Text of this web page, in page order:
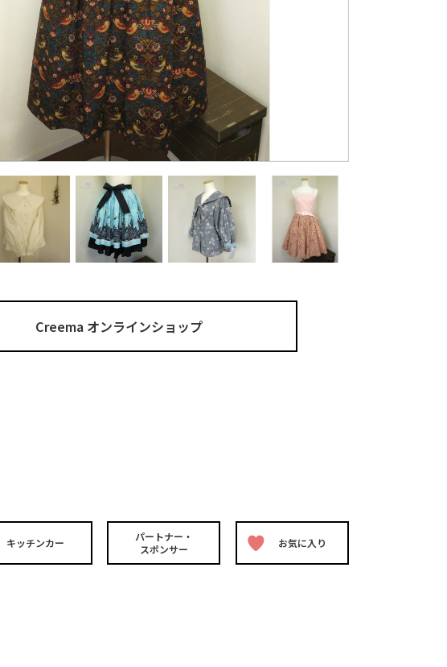
Creema オンラインショップ
キッチンカー
パートナー・
スポンサー
お気に入り